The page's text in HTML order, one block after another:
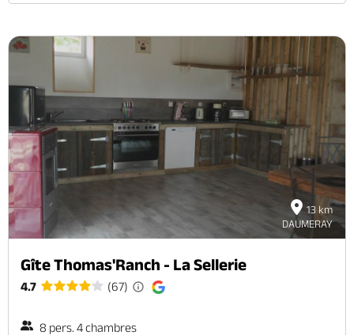
13 km
DAUMERAY
Gîte Thomas'Ranch - La Sellerie
4.7 (67)
8 pers. 4 chambres